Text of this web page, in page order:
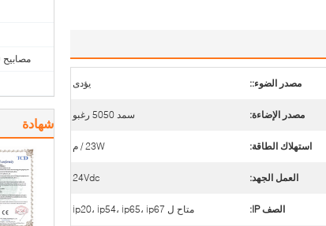
مصابيح LED للأشعة فوق البنفسجية
شهادة
مصدر الضوء:: يؤدى
مصدر الإضاءة: سمد 5050 رغبو
استهلاك الطاقة: 23W / م
العمل الجهد: 24Vdc
الصف IP: متاح ل ip20، ip54، ip65، ip67